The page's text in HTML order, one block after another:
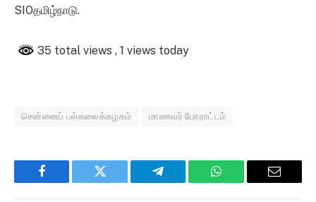
SIOதமிழ்நாடு.
35 total views , 1 views today
சென்னைப் பல்கலைக்கழகம் மாணவர் போராட்டம்
Facebook Twitter Telegram WhatsApp Email